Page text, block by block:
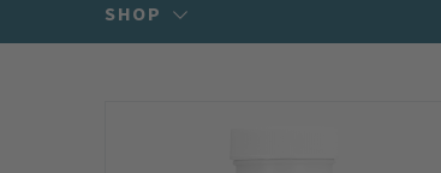
SHOP